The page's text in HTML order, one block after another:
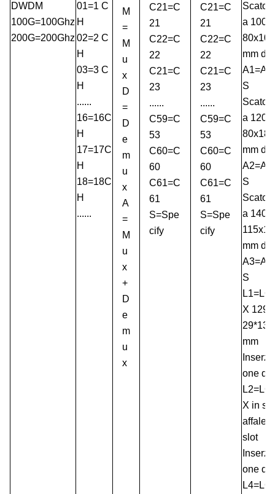
DWDM
100G=100Ghz
200G=200Ghz
01=1 C
H
02=2 C
H
03=3 C
H
......
16=16C
H
17=17C
H
18=18C
H
......
M
=
M
u
x
D
=
D
e
m
u
x
A
=
M
u
x
+
D
e
m
u
x
C21=C
21
C22=C
22
C21=C
23
......
C59=C
53
C60=C
60
C61=C
61
S=Spe
cify
C21=C
21
C22=C
22
C21=C
23
......
C59=C
53
C60=C
60
C61=C
61
S=Spe
cify
Scatol
a 100x
80x10
mm di
A1=AB
S
Scatol
a 120x
80x18
mm di
A2=AB
S
Scatol
a 140x
115x18
mm di
A3=AB
S
L1=LG
X 129*
29*130
mm
Inserzi
one di
L2=LG
X in sc
affale 2
slot
Inserzi
one di
L4=LG